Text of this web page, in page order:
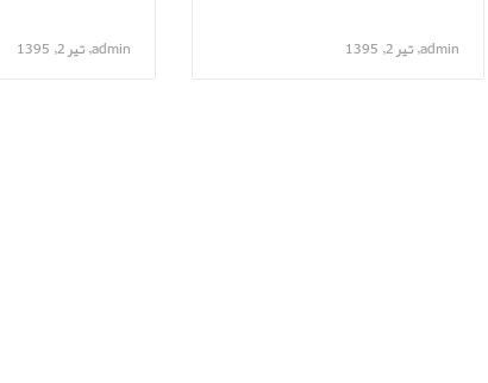
admin, تیر 2, 1395 admin, تیر 2, 1395